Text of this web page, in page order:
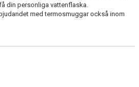
din personliga vattenflaska.
med termosmuggar också inom